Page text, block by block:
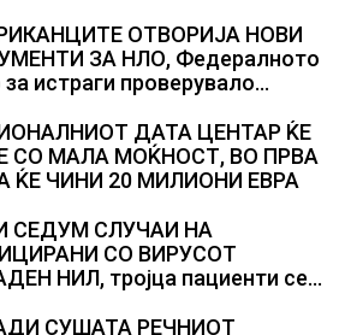
ОТВОРИЈА НОВИ
ЗА НЛО, Федералното
истраги проверувало
со светла“
ДАТА ЦЕНТАР ЌЕ
СО МАЛА МОЌНОСТ, ВО ПРВА
ЌЕ ЧИНИ 20 МИЛИОНИ ЕВРА
СЕДУМ СЛУЧАИ НА
СО ВИРУСОТ
НИЛ, тројца пациенти се
СУШАТА РЕЧНИОТ